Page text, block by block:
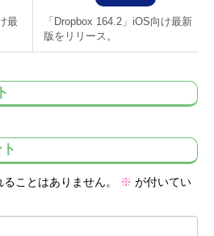
最
「Dropbox 164.2」iOS向け最新
版をリリース。
ことはありません。 ※ が付いてい